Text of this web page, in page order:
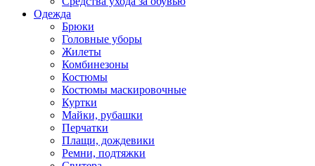
Одежда
Брюки
Головные уборы
Жилеты
Комбинезоны
Костюмы
Костюмы маскировочные
Куртки
Майки, рубашки
Перчатки
Плащи, дождевики
Ремни, подтяжки